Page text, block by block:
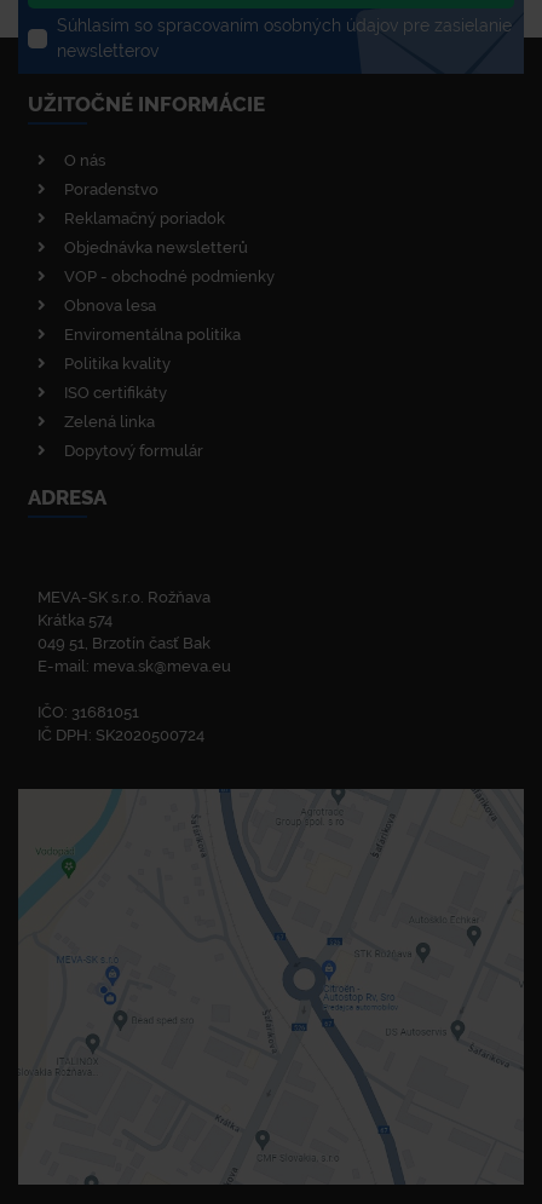
Súhlasím so spracovaním osobných údajov pre zasielanie
newsletterov
UŽITOČNÉ INFORMÁCIE
O nás
Poradenstvo
Reklamačný poriadok
Objednávka newsletterů
VOP - obchodné podmienky
Obnova lesa
Enviromentálna politika
Politika kvality
ISO certifikáty
Zelená linka
Dopytový formulár
ADRESA
MEVA-SK s.r.o. Rožňava
Krátka 574
049 51, Brzotín časť Bak
E-mail: meva.sk@meva.eu
IČO: 31681051
IČ DPH: SK2020500724